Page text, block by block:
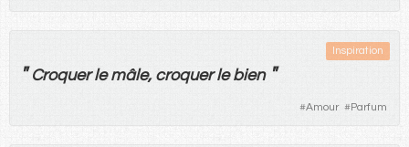
Inspiration
" Croquer le mâle, croquer le bien "
#Amour #Parfum